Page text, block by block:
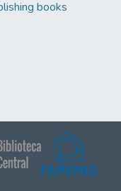
books